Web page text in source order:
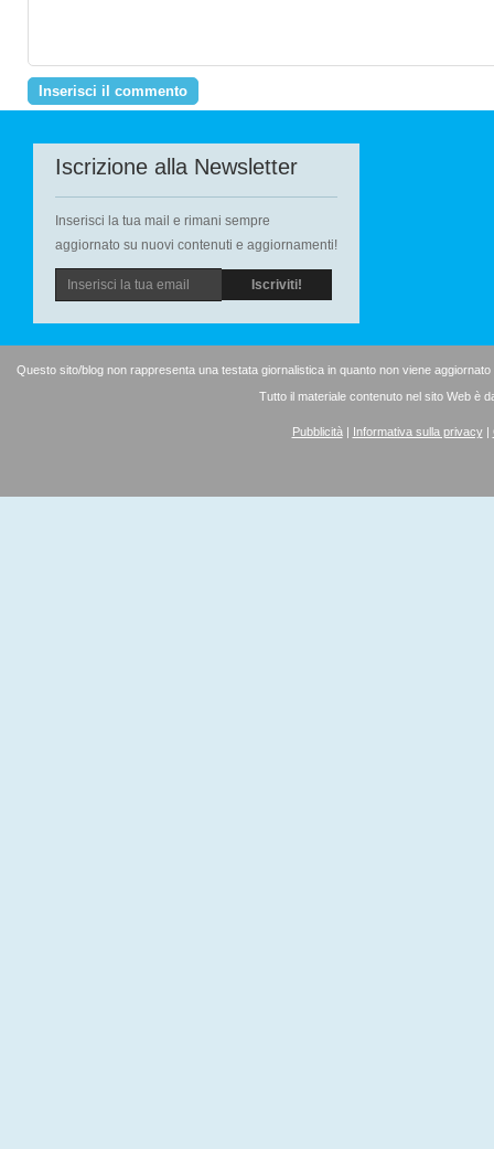
Iscrizione alla Newsletter
Inserisci la tua mail e rimani sempre
aggiornato su nuovi contenuti e aggiornamenti!
Questo sito/blog non rappresenta una testata giornalistica in quanto non viene
Tutto il materiale contenuto nel sito Web è
Pubblicità| Informativa sulla privacy|